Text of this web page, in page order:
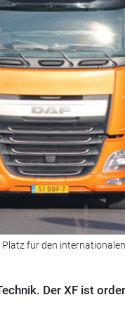
für den
Der XF ist